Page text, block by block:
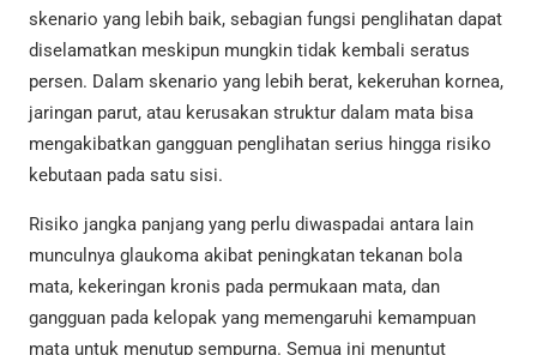
skenario yang lebih baik, sebagian fungsi penglihatan dapat
diselamatkan meskipun mungkin tidak kembali seratus
persen. Dalam skenario yang lebih berat, kekeruhan kornea,
jaringan parut, atau kerusakan struktur dalam mata bisa
mengakibatkan gangguan penglihatan serius hingga risiko
kebutaan pada satu sisi.
Risiko jangka panjang yang perlu diwaspadai antara lain
munculnya glaukoma akibat peningkatan tekanan bola
mata, kekeringan kronis pada permukaan mata, dan
gangguan pada kelopak yang memengaruhi kemampuan
mata untuk menutup sempurna. Semua ini menuntut